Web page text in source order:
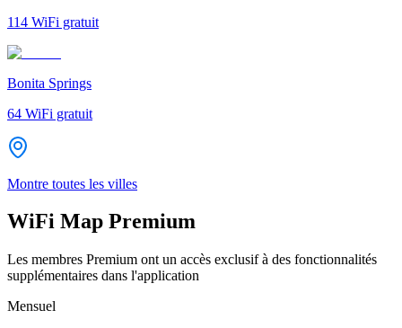
114 WiFi gratuit
Bonita Springs
64 WiFi gratuit
Montre toutes les villes
WiFi Map Premium
Les membres Premium ont un accès exclusif à des fonctionnalités
supplémentaires dans l'application
Mensuel